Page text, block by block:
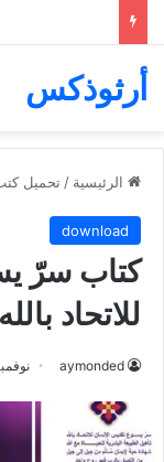
أرثوذكس
الرئيسية / تحميل
download
كتاب سرّ
للاتحاد
aymonded نوفمبر 29,